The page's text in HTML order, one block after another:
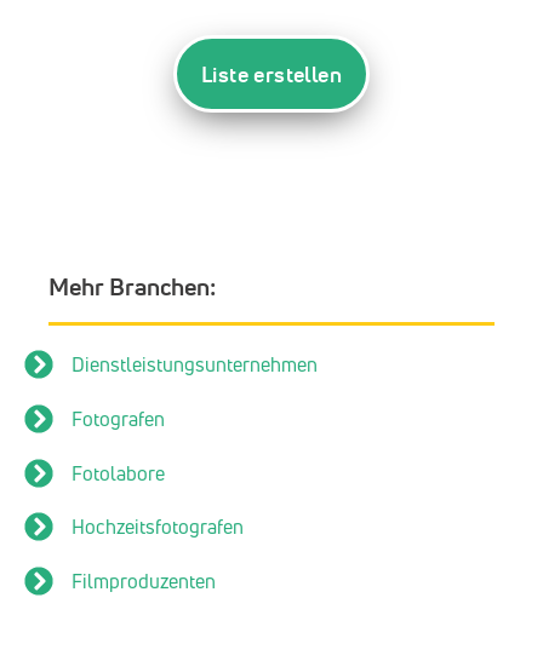
Liste erstellen
Mehr Branchen:
Dienstleistungsunternehmen
Fotografen
Fotolabore
Hochzeitsfotografen
Filmproduzenten